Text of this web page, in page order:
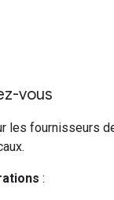
vous
les fournisseurs
: